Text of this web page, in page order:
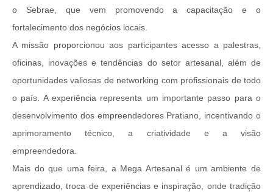
o Sebrae, que vem promovendo a capacitação e o
fortalecimento dos negócios locais.
A missão proporcionou aos participantes acesso a palestras,
oficinas, inovações e tendências do setor artesanal, além de
oportunidades valiosas de networking com profissionais de todo
o país. A experiência representa um importante passo para o
desenvolvimento dos empreendedores Pratiano, incentivando o
aprimoramento técnico, a criatividade e a visão
empreendedora.
Mais do que uma feira, a Mega Artesanal é um ambiente de
aprendizado, troca de experiências e inspiração, onde tradição